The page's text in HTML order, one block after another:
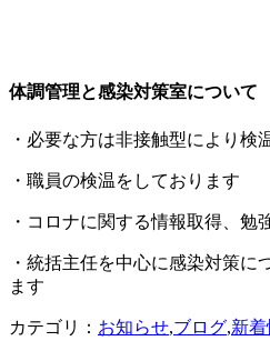
体調管理と感染対策室について
・必要な方は非接触型により検
・職員の検温をしております
・コロナに関する情報取得、勉
・統括主任を中心に感染対策に
ます
カテゴリ： お知らせ,ブログ,新着